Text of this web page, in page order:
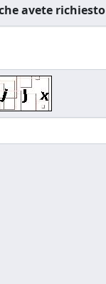
avete richiesto